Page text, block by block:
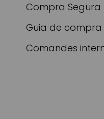
Compra Segura
Guia de compra
Comandes